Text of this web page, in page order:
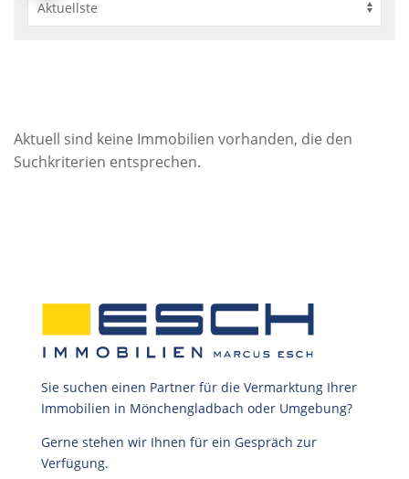
Aktuell sind keine Immobilien vorhanden, die den
Suchkriterien entsprechen.
Sie suchen einen Partner für die Vermarktung Ihrer
Immobilien in Mönchengladbach oder Umgebung?
Gerne stehen wir Ihnen für ein Gespräch zur
Verfügung.